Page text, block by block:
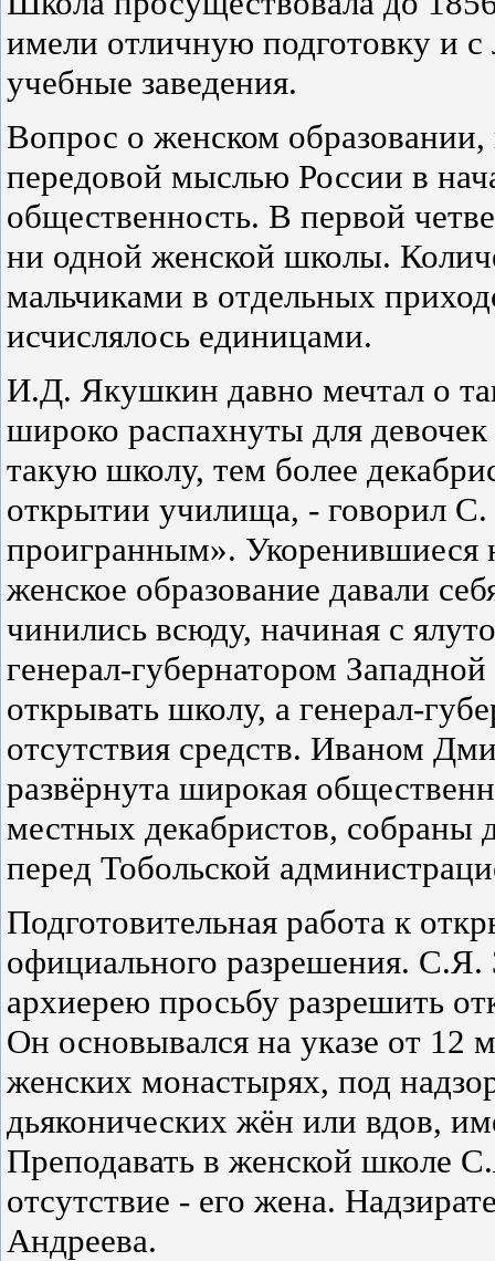
имели отличную подготовку и с
учебные заведения.
Вопрос о женском
передовой мыслью России в
общественность. В первой
ни одной женской школы.
мальчиками в отдельных
исчислялось единицами.
И.Д. Якушкин давно мечтал о
широко распахнуты для
такую школу, тем более
открытии училища, - говорил
проигранным». Укоренившиеся
женское образование давали
чинились всюду, начиная с
генерал-губернатором
открывать школу, а генерал-
отсутствия средств. Иваном
развёрнута широкая
местных декабристов, собраны
перед Тобольской
Подготовительная работа к
официального разрешения. С.Я.
архиерею просьбу разрешить
Он основывался на указе от 12
женских монастырях, под
дьяконических жён или вдов,
Преподавать в женской школе
отсутствие - его жена.
Андреева.